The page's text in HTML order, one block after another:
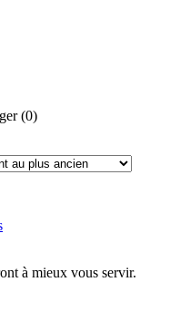
(0)
à mieux vous servir.